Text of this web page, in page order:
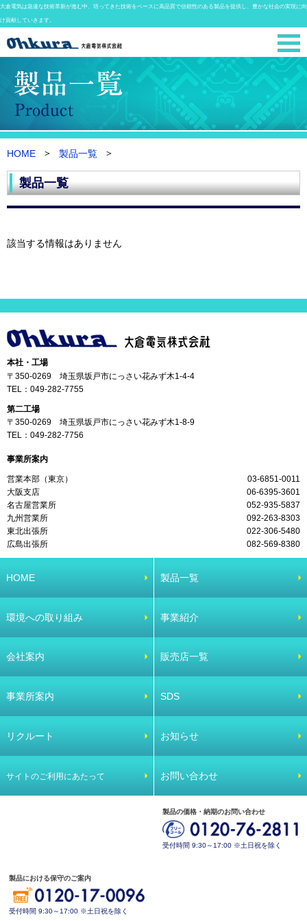
大倉電気は急速な技術革新が進む中、培ってきた技術をベースに高品質で信頼性のある製品を提供し、豊かな社会の実現に向
け貢献していきます。
HOME 製品一覧
製品一覧
該当する情報はありません
本社・工場
〒350-0269 埼玉県坂戸市にっさい花みず木1-4-4
TEL： 049-282-7755
第二工場
〒350-0269 埼玉県坂戸市にっさい花みず木1-8-9
TEL： 049-282-7756
事業所案内
営業本部（東京）
03-6851-0011
大阪支店
06-6395-3601
名古屋営業所
052-935-5837
九州営業所
092-263-8303
東北出張所
022-306-5480
広島出張所
082-569-8380
HOME 製品一覧
環境への取り組み 事業紹介
会社案内 販売店一覧
事業所案内 SDS
リクルート お知らせ
サイトのご利用にあたって お問い合わせ
製品の価格・納期のお問い合わせ
受付時間 9:30～17:00 ※土日祝を除く
製品における保守のご案内
受付時間 9:30～17:00 ※土日祝を除く